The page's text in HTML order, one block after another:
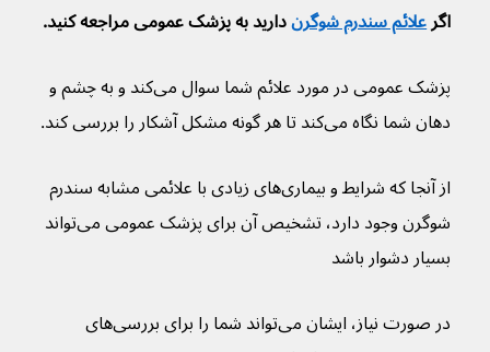
اگر علائم سندرم شوگرن دارید به پزشک عمومی مراجعه کنید.
پزشک عمومی در مورد علائم شما سوال می‌کند و به چشم و
دهان شما نگاه می‌کند تا هر گونه مشکل آشکار را بررسی کند.
از آنجا که شرایط و بیماری‌های زیادی با علائمی مشابه سندرم
شوگرن وجود دارد، تشخیص آن برای پزشک عمومی می‌تواند
بسیار دشوار باشد
در صورت نیاز، ایشان می‌تواند شما را برای بررسی‌های